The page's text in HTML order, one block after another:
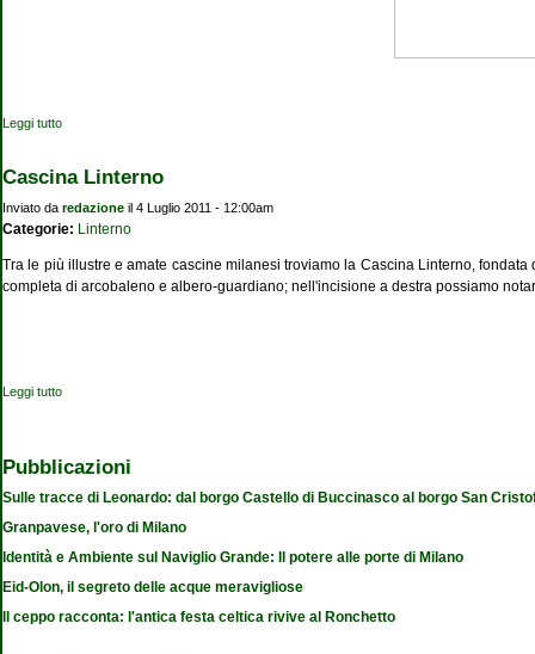
Leggi tutto
Cascina Linterno
Inviato da redazione il 4 Luglio 2011 - 12:00am
Categorie: Linterno
Tra le più illustre e amate cascine milanesi troviamo la Cascina Linterno,
completa di arcobaleno e albero-guardiano; nell'incisione a destra possiamo
Leggi tutto
Pubblicazioni
Sulle tracce di Leonardo: dal borgo Castello di Buccinasco al borgo San
Granpavese, l'oro di Milano
Identità e Ambiente sul Naviglio Grande: Il potere alle porte di Milano
Eid-Olon, il segreto delle acque meravigliose
Il ceppo racconta: l'antica festa celtica rivive al Ronchetto